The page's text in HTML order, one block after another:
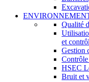
Qualité
et
Gestion
Contrôle
HSEC
Bruit et